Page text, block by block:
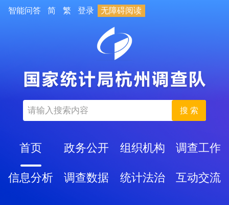
智能问答 简 繁 登录 无障碍阅读
搜 索
首页 政务公开 组织机构 调查工作
信息分析 调查数据 统计法治 互动交流